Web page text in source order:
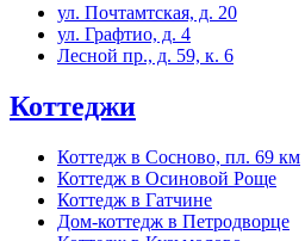
ул. Почтамтская, д. 20
ул. Графтио, д. 4
Лесной пр., д. 59, к. 6
Коттеджи
Коттедж в Сосново, пл. 69 км
Коттедж в Осиновой Роще
Коттедж в Гатчине
Дом-коттедж в Петродворце